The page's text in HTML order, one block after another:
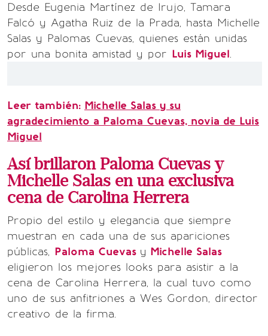
Desde Eugenia Martínez de Irujo, Tamara
Falcó y Agatha Ruiz de la Prada, hasta Michelle
Salas y Palomas Cuevas, quienes están unidas
por una bonita amistad y por Luis Miguel.
Leer también: Michelle Salas y su
agradecimiento a Paloma Cuevas, novia de Luis
Miguel
Así brillaron Paloma Cuevas y
Michelle Salas en una exclusiva
cena de Carolina Herrera
Propio del estilo y elegancia que siempre
muestran en cada una de sus apariciones
públicas, Paloma Cuevas y Michelle Salas
eligieron los mejores looks para asistir a la
cena de Carolina Herrera, la cual tuvo como
uno de sus anfitriones a Wes Gordon, director
creativo de la firma.